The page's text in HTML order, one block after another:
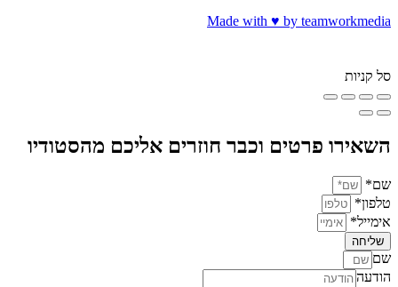
Made with ♥️ by teamworkmedia
סל קניות
השאירו פרטים וכבר חוזרים אליכם מהסטודיו
שם*
טלפון*
אימייל*
שליחה
שם
הודעה